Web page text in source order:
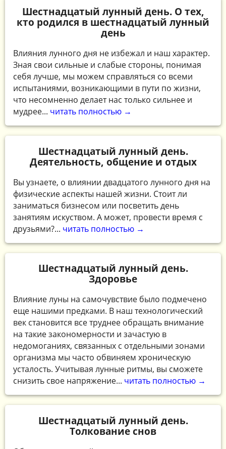
Шестнадцатый лунный день. О тех,
кто родился в шестнадцатый лунный
день
Влияния лунного дня не избежал и наш характер.
Зная свои сильные и слабые стороны, понимая
себя лучше, мы можем справляться со всеми
испытаниями, возникающими в пути по жизни,
что несомненно делает нас только сильнее и
мудрее... читать полностью →
Шестнадцатый лунный день.
Деятельность, общение и отдых
Вы узнаете, о влиянии двадцатого лунного дня на
физические аспекты нашей жизни. Стоит ли
заниматься бизнесом или посветить день
занятиям искуством. А может, провести время с
друзьями?... читать полностью →
Шестнадцатый лунный день.
Здоровье
Влияние луны на самочувствие было подмечено
еще нашими предками. В наш технологический
век становится все труднее обращать внимание
на такие закономерности и зачастую в
недомоганиях, связанных с отдельными зонами
организма мы часто обвиняем хроническую
усталость. Учитывая лунные ритмы, вы сможете
снизить свое напряжение... читать полностью →
Шестнадцатый лунный день.
Толкование снов